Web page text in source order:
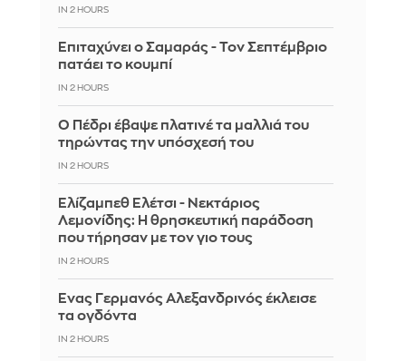
IN 2 HOURS
Επιταχύνει ο Σαμαράς - Τον Σεπτέμβριο
πατάει το κουμπί
IN 2 HOURS
Ο Πέδρι έβαψε πλατινέ τα μαλλιά του
τηρώντας την υπόσχεσή του
IN 2 HOURS
Ελίζαμπεθ Ελέτσι - Νεκτάριος
Λεμονίδης: Η θρησκευτική παράδοση
που τήρησαν με τον γιο τους
IN 2 HOURS
Ένας Γερμανός Αλεξανδρινός έκλεισε
τα ογδόντα
IN 2 HOURS